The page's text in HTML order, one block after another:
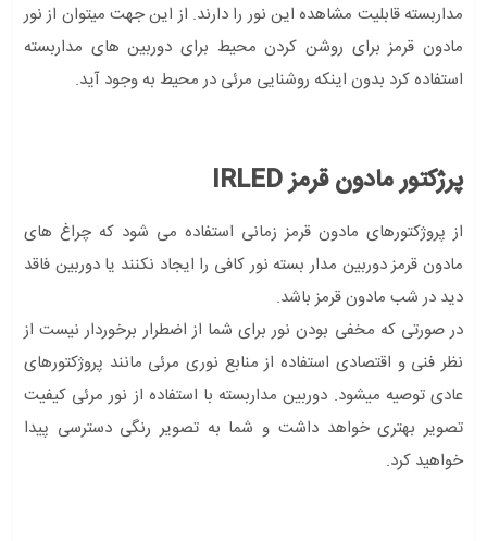
مداربسته قابلیت مشاهده این نور را دارند. از این جهت میتوان از نور
مادون قرمز برای روشن کردن محیط برای دوربین های مداربسته
استفاده کرد بدون اینکه روشنایی مرئی در محیط به وجود آید.
پرژکتور مادون قرمز IRLED
از پروژکتورهای مادون قرمز زمانی استفاده می شود که چراغ های
مادون قرمز دوربین مدار بسته نور کافی را ایجاد نکنند یا دوربین فاقد
دید در شب مادون قرمز باشد.
در صورتی که مخفی بودن نور برای شما از اضطرار برخوردار نیست از
نظر فنی و اقتصادی استفاده از منابع نوری مرئی مانند پروژکتورهای
عادی توصیه میشود. دوربین مداربسته با استفاده از نور مرئی کیفیت
تصویر بهتری خواهد داشت و شما به تصویر رنگی دسترسی پیدا
خواهید کرد.